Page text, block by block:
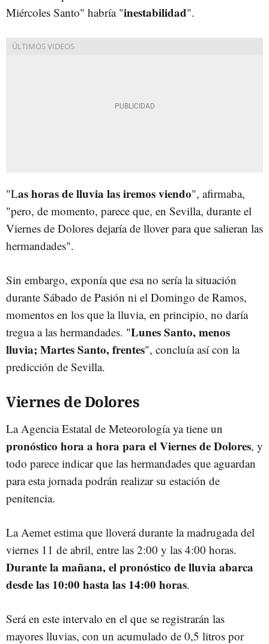
Miércoles Santo" habría "inestabilidad".
"Las horas de lluvia las iremos viendo", afirmaba,
"pero, de momento, parece que, en Sevilla, durante el
Viernes de Dolores dejaría de llover para que salieran las
hermandades".
Sin embargo, exponía que esa no sería la situación
durante Sábado de Pasión ni el Domingo de Ramos,
momentos en los que la lluvia, en principio, no daría
tregua a las hermandades. "Lunes Santo, menos
lluvia; Martes Santo, frentes", concluía así con la
predicción de Sevilla.
Viernes de Dolores
La Agencia Estatal de Meteorología ya tiene un
pronóstico hora a hora para el Viernes de Dolores, y
todo parece indicar que las hermandades que aguardan
para esta jornada podrán realizar su estación de
penitencia.
La Aemet estima que lloverá durante la madrugada del
viernes 11 de abril, entre las 2:00 y las 4:00 horas.
Durante la mañana, el pronóstico de lluvia abarca
desde las 10:00 hasta las 14:00 horas.
Será en este intervalo en el que se registrarán las
mayores lluvias, con un acumulado de 0,5 litros por